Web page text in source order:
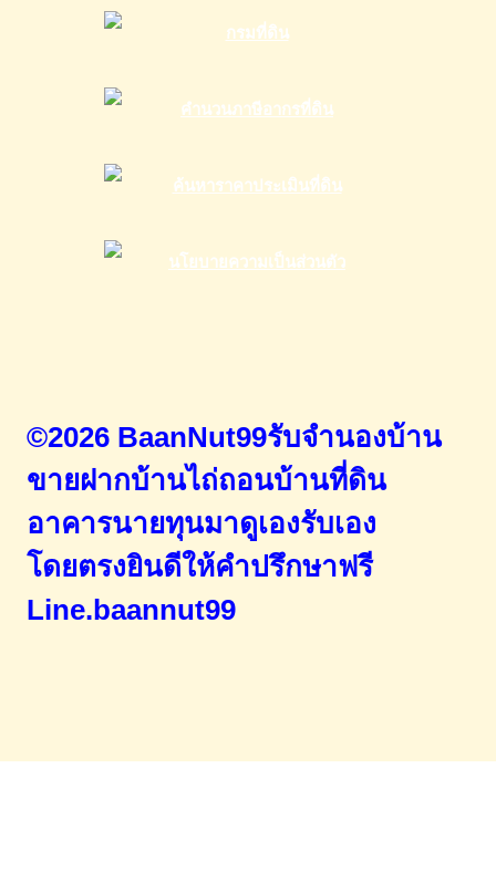
©2026 BaanNut99รับจำนองบ้าน
ขายฝากบ้านไถ่ถอนบ้านที่ดิน
อาคารนายทุนมาดูเองรับเอง
โดยตรงยินดีให้คำปรึกษาฟรี
Line.baannut99